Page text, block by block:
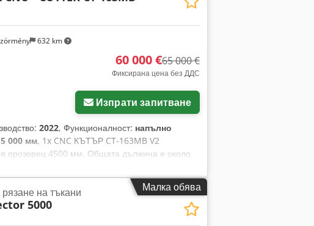
632 km
60 000 €65 000 €
Фиксирана цена без ДДС
Изпрати запитване
2022, Функционалност: напълно
5 000 мм, 1x CNC КЪТЪР CT-163MB V2
прозорец 4500 мм. Общата дължина е около
водене в X и Y посока за високо
OMRON. Операционна система Windows
подаване на полагащата количка.
на машината за рязане се
извършва върху CNC кътъра.
Малка обява
на тъкани
5000